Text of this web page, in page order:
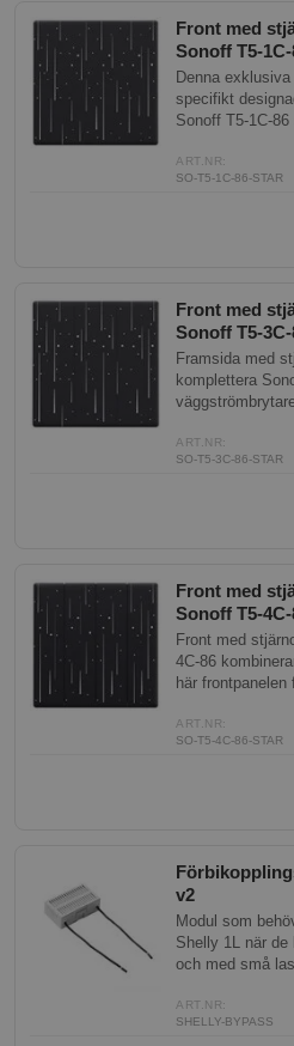
Front med
Sonoff T5-1C-
Denna
specifikt
Sonoff T5-1C-
erbjuder denna
elegans, vilket
ART.NR:
SO-T5-1C-86-STAR
Front med
Sonoff T5-3C-
Framsida med
komplettera
för moderna,
smarta hem-
ART.NR:
SO-T5-3C-86-STAR
Front med
Sonoff T5-4C-
Front med
4C-86
här
stjärnmönster
mer attraktiv
ART.NR:
SO-T5-4C-86-STAR
v2
Modul som
Shelly 1L när de
och med små
ART.NR:
SHELLY-BYPASS